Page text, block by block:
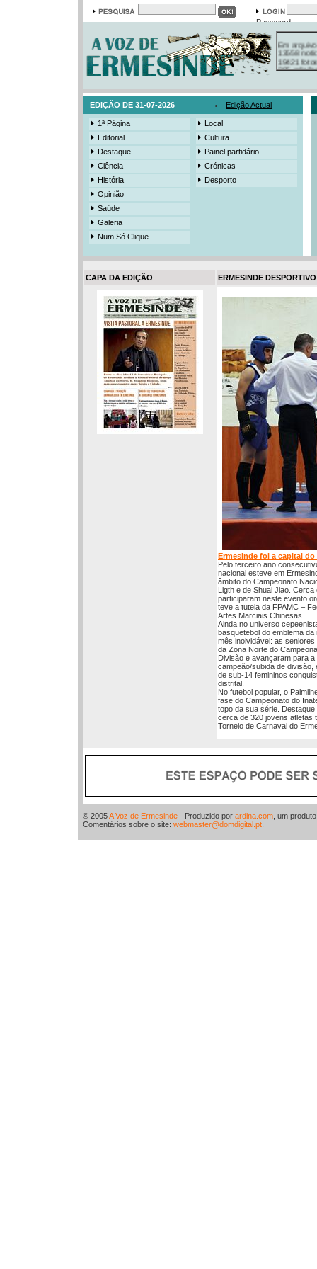
Password
Em arquivo
13558
19421
385
EDIÇÃO DE 31-07-2026 Edição Actual
1ª Página
Editorial
Destaque
Ciência
História
Opinião
Saúde
Galeria
Num Só Clique
Local
Cultura
Painel partidário
Crónicas
Desporto
CAPA DA EDIÇÃO ERMESINDE DESPORTIVO
Ermesinde foi a capital
Pelo terceiro ano
nacional esteve em
âmbito do Campeonato
Ligth e de Shuai Jiao. Cerca
participaram neste evento
teve a tutela da FPAMC –
Artes Marciais Chinesas.
Ainda no universo
basquetebol do emblema
mês inolvidável: as
da Zona Norte do
Divisão e avançaram para
campeão/subida de divisão,
de sub-14 femininos
distrital.
No futebol popular, o
fase do Campeonato do
topo da sua série.
cerca de 320 jovens atletas
Torneio de Carnaval do
© 2005A Voz de Ermesinde - Produzido por ardina.com , um
Comentários sobre o site: webmaster@domdigital.pt